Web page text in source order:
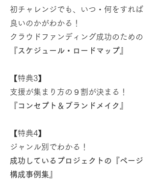
初チャレンジでも、いつ・何をすれば
良いのかがわかる！
クラウドファンディング成功のための
『スケジュール・ロードマップ』
【特典3】
支援が集まり方の９割が決まる！
『コンセプト＆ブランドメイク』
【特典4】
ジャンル別でわかる！
成功しているプロジェクトの『ページ
構成事例集』